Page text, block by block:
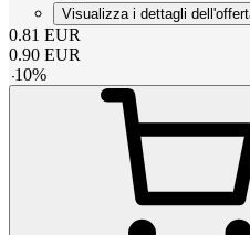
Visualizza i dettagli
0.81 EUR
0.90 EUR
-10%